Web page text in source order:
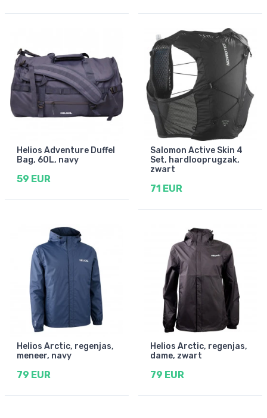
Helios Adventure Duffel
Bag, 60L, navy
59 EUR
Salomon Active Skin 4
Set, hardlooprugzak,
zwart
71 EUR
Helios Arctic, regenjas,
meneer, navy
79 EUR
Helios Arctic, regenjas,
dame, zwart
79 EUR